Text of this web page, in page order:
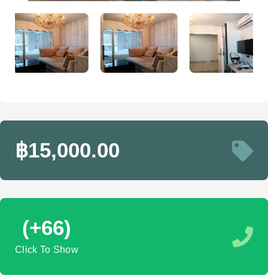
฿15,000.00
(+66)
Click To Show